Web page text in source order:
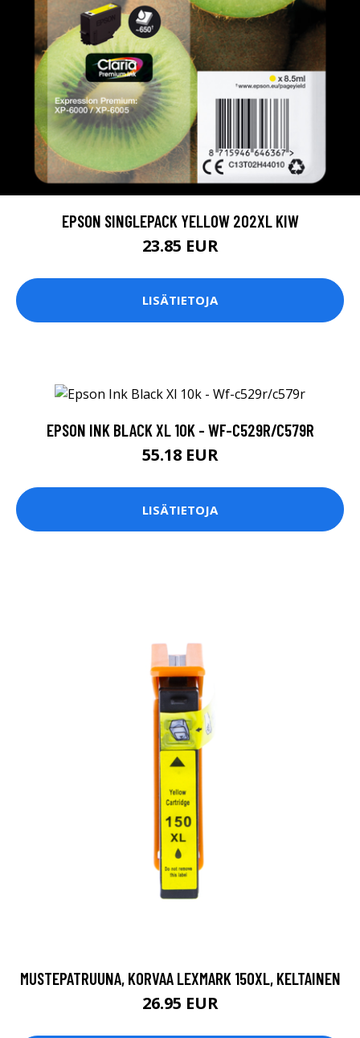
EPSON SINGLEPACK YELLOW 202XL KIW
23.85 EUR
LISÄTIETOJA
EPSON INK BLACK XL 10K - WF-C529R/C579R
55.18 EUR
LISÄTIETOJA
MUSTEPATRUUNA, KORVAA LEXMARK 150XL, KELTAINEN
26.95 EUR